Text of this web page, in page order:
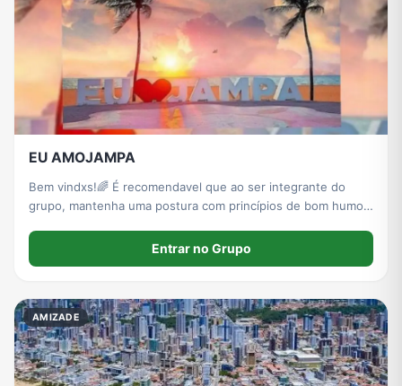
EU AMOJAMPA
Bem vindxs!🌈 É recomendavel que ao ser integrante do
grupo, mantenha uma postura com princípios de bom humor,
que também faz parte desse grupo. PROIBIDO-POLÍTICA,
RELIGIÃO, FUTEBOL & INVADIR PV
Entrar no Grupo
AMIZADE